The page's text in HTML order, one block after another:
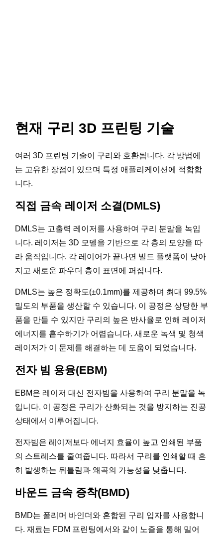
현재 구리 3D 프린팅 기술
여러 3D 프린팅 기술이 구리와 호환됩니다. 각 방법에
는 고유한 장점이 있으며 특정 애플리케이션에 적합합
니다.
직접 금속 레이저 소결(DMLS)
DMLS는 고출력 레이저를 사용하여 구리 분말을 녹입
니다. 레이저는 3D 모델을 기반으로 각 층의 모양을 따
라 움직입니다. 각 레이어가 끝나면 빌드 플랫폼이 낮아
지고 새로운 파우더 층이 표면에 퍼집니다.
DMLS는 높은 정확도(±0.1mm)를 제공하며 최대 99.5%
밀도의 부품을 생산할 수 있습니다. 이 공정은 상당한 부
품을 만들 수 있지만 구리의 높은 반사율로 인해 레이저
에너지를 흡수하기가 어렵습니다. 새로운 녹색 및 청색
레이저가 이 문제를 해결하는 데 도움이 되었습니다.
전자 빔 용융(EBM)
EBM은 레이저 대신 전자빔을 사용하여 구리 분말을 녹
입니다. 이 공정은 구리가 산화되는 것을 방지하는 진공
상태에서 이루어집니다.
전자빔은 레이저보다 에너지 효율이 높고 인쇄된 부품
의 스트레스를 줄여줍니다. 따라서 구리를 인쇄할 때 흔
히 발생하는 뒤틀림과 왜곡의 가능성을 낮춥니다.
바운드 금속 증착(BMD)
BMD는 폴리머 바인더와 혼합된 구리 입자를 사용합니
다. 재료는 FDM 프린팅에서와 같이 노즐을 통해 밀어